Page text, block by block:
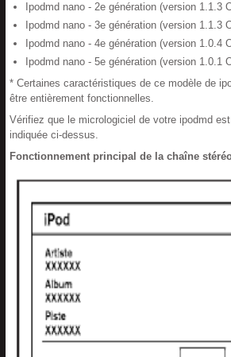
Ipodmd nano - 2e génération (version 1.1.3
Ipodmd nano - 3e génération (version 1.1.3
Ipodmd nano - 4e génération (version 1.0.4
Ipodmd nano - 5e génération (version 1.0.1
* Certaines caractéristiques de ce modèle de
être entièrement fonctionnelles.
Vérifiez que le micrologiciel de votre ipodmd
indiquée ci-dessus.
Fonctionnement principal de la chaîne